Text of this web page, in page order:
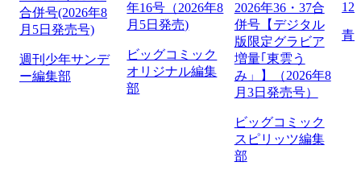
合併号(2026年8
月5日発売号)
週刊少年サンデ
ー編集部
年16号（2026年8
月5日発売)
ビッグコミック
オリジナル編集
部
2026年36・37合
併号【デジタル
版限定グラビア
増量｢東雲う
み」】（2026年8
月3日発売号）
ビッグコミック
スピリッツ編集
部
129
青